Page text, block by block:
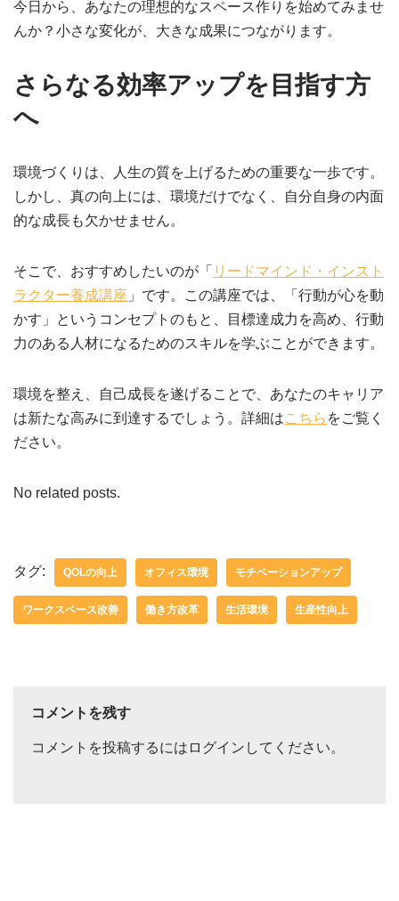
今日から、あなたの理想的なスペース作りを始めてみませ
んか？小さな変化が、大きな成果につながります。
さらなる効率アップを目指す方
へ
環境づくりは、人生の質を上げるための重要な一歩です。
しかし、真の向上には、環境だけでなく、自分自身の内面
的な成長も欠かせません。
そこで、おすすめしたいのが「 リードマインド・インスト
ラクター養成講座 」です。この講座では、「行動が心を動
かす」というコンセプトのもと、目標達成力を高め、行動
力のある人材になるためのスキルを学ぶことができます。
環境を整え、自己成長を遂げることで、あなたのキャリア
は新たな高みに到達するでしょう。詳細はこちら をご覧く
ださい。
No related posts.
タグ: QOLの向上 オフィス環境 モチベーションアップ
ワークスペース改善 働き方改革 生活環境 生産性向上
コメントを残す
コメントを投稿するには ログイン してください。